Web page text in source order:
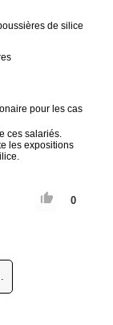
de silice
pour les cas
ces salariés.
les expositions
0